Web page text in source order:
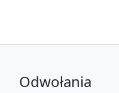
Odwołania